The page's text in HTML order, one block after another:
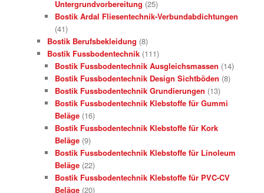
Untergrundvorbereitung (25)
Bostik Ardal Fliesentechnik-Verbundabdichtungen
(41)
Bostik Berufsbekleidung (8)
Bostik Fussbodentechnik (111)
Bostik Fussbodentechnik Ausgleichsmassen (14)
Bostik Fussbodentechnik Design Sichtböden (8)
Bostik Fussbodentechnik Grundierungen (13)
Bostik Fussbodentechnik Klebstoffe für Gummi
Beläge (16)
Bostik Fussbodentechnik Klebstoffe für Kork
Beläge (9)
Bostik Fussbodentechnik Klebstoffe für Linoleum
Beläge (22)
Bostik Fussbodentechnik Klebstoffe für PVC-CV
Beläge (20)